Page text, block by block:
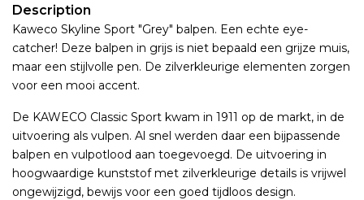
Description
Kaweco Skyline Sport "Grey" balpen. Een echte eye-
catcher! Deze balpen in grijs is niet bepaald een grijze muis,
maar een stijlvolle pen. De zilverkleurige elementen zorgen
voor een mooi accent.
De KAWECO Classic Sport kwam in 1911 op de markt, in de
uitvoering als vulpen. Al snel werden daar een bijpassende
balpen en vulpotlood aan toegevoegd. De uitvoering in
hoogwaardige kunststof met zilverkleurige details is vrijwel
ongewijzigd, bewijs voor een goed tijdloos design.